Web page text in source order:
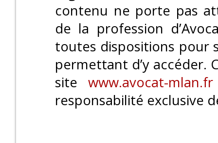
contenu ne porte pas
de la profession
toutes dispositions pour
permettant d’y accéder.
site www.avocat-mlan.fr
responsabilité exclusive